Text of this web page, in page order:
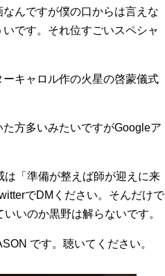
んですが僕の口からは言えな
です。それ位すごいスペシャ
キャロル作の火星の啓蒙儀式
方多いみたいですがGoogleア
「準備が整えば師が迎えに来
でDMください。そんだけで
いのか黒野は解らないです。
です。聴いてください。